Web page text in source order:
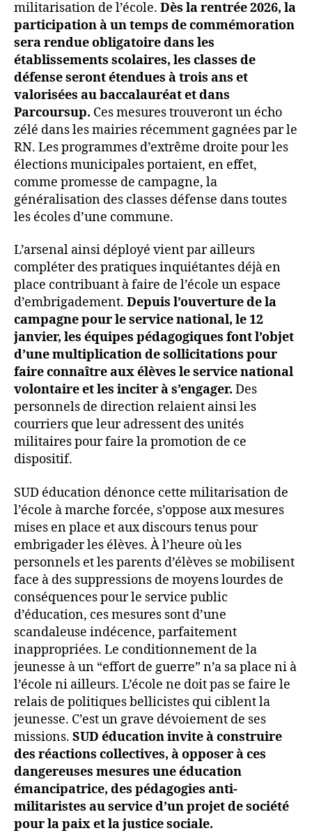
militarisation de l’école. Dès la rentrée 2026, la
participation à un temps de commémoration
sera rendue obligatoire dans les
établissements scolaires, les classes de
défense seront étendues à trois ans et
valorisées au baccalauréat et dans
Parcoursup. Ces mesures trouveront un écho
zélé dans les mairies récemment gagnées par le
RN. Les programmes d’extrême droite pour les
élections municipales portaient, en effet,
comme promesse de campagne, la
généralisation des classes défense dans toutes
les écoles d’une commune.
L’arsenal ainsi déployé vient par ailleurs
compléter des pratiques inquiétantes déjà en
place contribuant à faire de l’école un espace
d’embrigadement. Depuis l’ouverture de la
campagne pour le service national, le 12
janvier, les équipes pédagogiques font l’objet
d’une multiplication de sollicitations pour
faire connaître aux élèves le service national
volontaire et les inciter à s’engager. Des
personnels de direction relaient ainsi les
courriers que leur adressent des unités
militaires pour faire la promotion de ce
dispositif.
SUD éducation dénonce cette militarisation de
l’école à marche forcée, s’oppose aux mesures
mises en place et aux discours tenus pour
embrigader les élèves. À l’heure où les
personnels et les parents d’élèves se mobilisent
face à des suppressions de moyens lourdes de
conséquences pour le service public
d’éducation, ces mesures sont d’une
scandaleuse indécence, parfaitement
inappropriées. Le conditionnement de la
jeunesse à un “effort de guerre” n’a sa place ni à
l’école ni ailleurs. L’école ne doit pas se faire le
relais de politiques bellicistes qui ciblent la
jeunesse. C’est un grave dévoiement de ses
missions. SUD éducation invite à construire
des réactions collectives, à opposer à ces
dangereuses mesures une éducation
émancipatrice, des pédagogies anti-
militaristes au service d’un projet de société
pour la paix et la justice sociale.